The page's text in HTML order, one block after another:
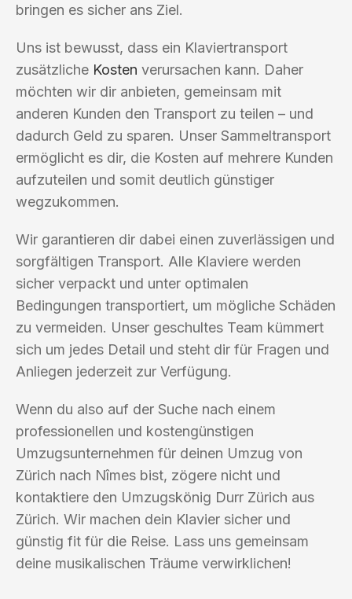
bringen es sicher ans Ziel.
Uns ist bewusst, dass ein Klaviertransport
zusätzliche Kosten verursachen kann. Daher
möchten wir dir anbieten, gemeinsam mit
anderen Kunden den Transport zu teilen – und
dadurch Geld zu sparen. Unser Sammeltransport
ermöglicht es dir, die Kosten auf mehrere Kunden
aufzuteilen und somit deutlich günstiger
wegzukommen.
Wir garantieren dir dabei einen zuverlässigen und
sorgfältigen Transport. Alle Klaviere werden
sicher verpackt und unter optimalen
Bedingungen transportiert, um mögliche Schäden
zu vermeiden. Unser geschultes Team kümmert
sich um jedes Detail und steht dir für Fragen und
Anliegen jederzeit zur Verfügung.
Wenn du also auf der Suche nach einem
professionellen und kostengünstigen
Umzugsunternehmen für deinen Umzug von
Zürich nach Nîmes bist, zögere nicht und
kontaktiere den Umzugskönig Durr Zürich aus
Zürich. Wir machen dein Klavier sicher und
günstig fit für die Reise. Lass uns gemeinsam
deine musikalischen Träume verwirklichen!